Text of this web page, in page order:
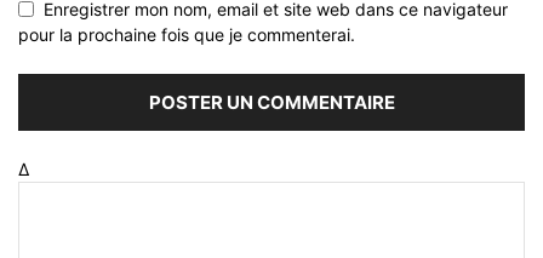
Enregistrer mon nom, email et site web dans ce navigateur
pour la prochaine fois que je commenterai.
Δ